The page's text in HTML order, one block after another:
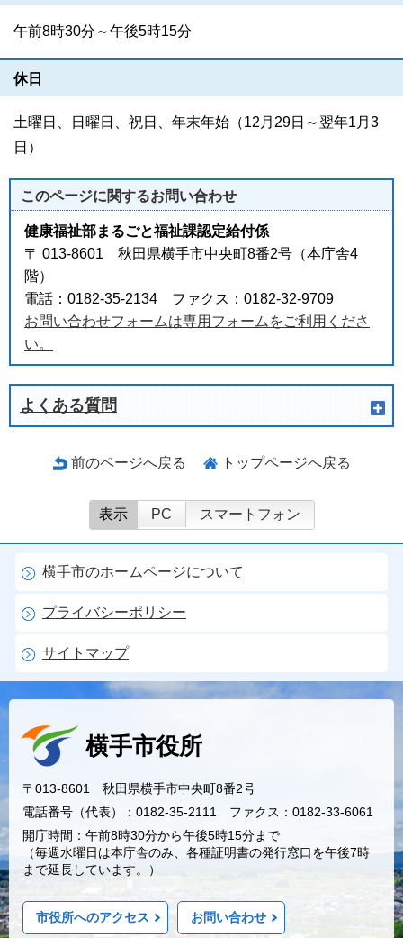
午前8時30分～午後5時15分
休日
土曜日、日曜日、祝日、年末年始（12月29日～翌年1月3
日）
このページに関するお問い合わせ
健康福祉部まるごと福祉課認定給付係
〒 013-8601 秋田県横手市中央町8番2号（本庁舎4
階）
電話：0182-35-2134 ファクス：0182-32-9709
お問い合わせフォームは専用フォームをご利用くださ
い。
よくある質問
前のページへ戻る トップページへ戻る
表示 PC スマートフォン
横手市のホームページについて
プライバシーポリシー
サイトマップ
横手市役所
〒013-8601 秋田県横手市中央町8番2号
電話番号（代表）：0182-35-2111 ファクス：0182-33-6061
開庁時間：午前8時30分から午後5時15分まで
（毎週水曜日は本庁舎のみ、各種証明書の発行窓口を午後7時
まで延長しています。）
市役所へのアクセス お問い合わせ